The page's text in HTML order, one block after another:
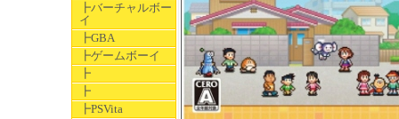
┣バーチャルボー
イ
┣GBA
┣ゲームボーイ
┣
┣
┣PSVita